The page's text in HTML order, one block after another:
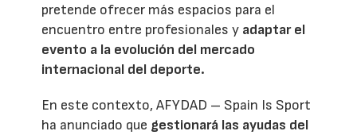
pretende ofrecer más espacios para el
encuentro entre profesionales y adaptar el
evento a la evolución del mercado
internacional del deporte.
En este contexto, AFYDAD – Spain Is Sport
ha anunciado que gestionará las ayudas del